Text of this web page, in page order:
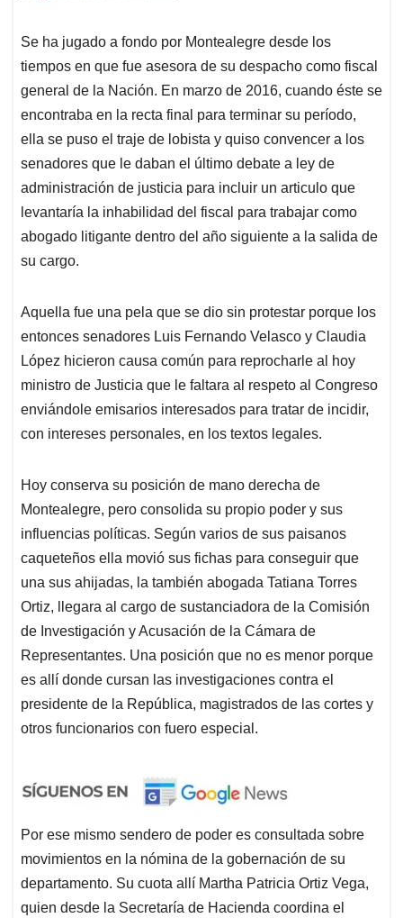
Se ha jugado a fondo por Montealegre desde los
tiempos en que fue asesora de su despacho como fiscal
general de la Nación. En marzo de 2016, cuando éste se
encontraba en la recta final para terminar su período,
ella se puso el traje de lobista y quiso convencer a los
senadores que le daban el último debate a ley de
administración de justicia para incluir un articulo que
levantaría la inhabilidad del fiscal para trabajar como
abogado litigante dentro del año siguiente a la salida de
su cargo.
Aquella fue una pela que se dio sin protestar porque los
entonces senadores Luis Fernando Velasco y Claudia
López hicieron causa común para reprocharle al hoy
ministro de Justicia que le faltara al respeto al Congreso
enviándole emisarios interesados para tratar de incidir,
con intereses personales, en los textos legales.
Hoy conserva su posición de mano derecha de
Montealegre, pero consolida su propio poder y sus
influencias políticas. Según varios de sus paisanos
caqueteños ella movió sus fichas para conseguir que
una sus ahijadas, la también abogada Tatiana Torres
Ortiz, llegara al cargo de sustanciadora de la Comisión
de Investigación y Acusación de la Cámara de
Representantes. Una posición que no es menor porque
es allí donde cursan las investigaciones contra el
presidente de la República, magistrados de las cortes y
otros funcionarios con fuero especial.
Por ese mismo sendero de poder es consultada sobre
movimientos en la nómina de la gobernación de su
departamento. Su cuota allí Martha Patricia Ortiz Vega,
quien desde la Secretaría de Hacienda coordina el